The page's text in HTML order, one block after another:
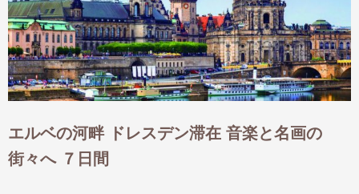
1月
2月 3月 4月
5月
6月
7月 8月
9月
10月
11月
12月
ゴールデンウィーク
ブランド
“知究”紀行
冬の国内旅行
1月
8月
9月
10月 11月
12月
お盆・夏休み
年末年始
ブランド
夢の休日 煌
夢の休日 国内旅行
四季彩紀行
エルベの河畔 ドレスデン滞在 音楽と名画の
街々へ ７日間